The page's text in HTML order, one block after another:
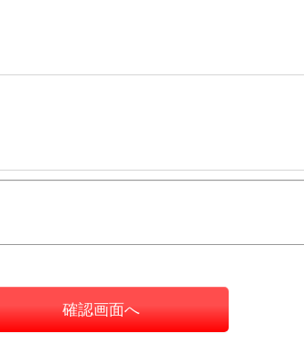
確認画面へ